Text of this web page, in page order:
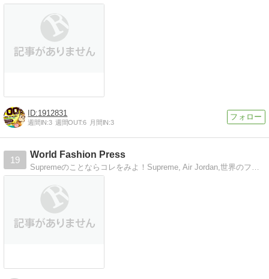
1912831
週間IN:3 週間OUT:6 月間IN:3
19
World Fashion Press